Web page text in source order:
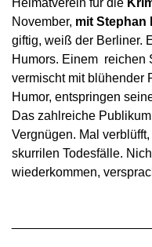
November, mit Stephan
giftig, weiß der Berliner.
Humors. Einem reichen
vermischt mit blühender
Humor, entspringen
Das zahlreiche
Vergnügen. Mal verblüfft,
skurrilen Todesfälle.
wiederkommen,